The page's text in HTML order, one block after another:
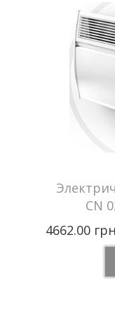
площадь
Гарантия
CN
4662.00